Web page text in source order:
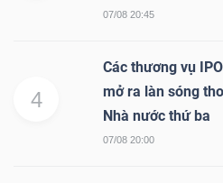
07/08 20:45
4
Các thương vụ
mở ra làn sóng
Nhà nước thứ ba
07/08 20:00